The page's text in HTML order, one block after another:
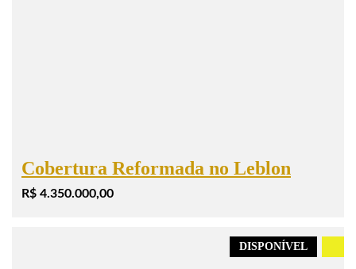
Cobertura Reformada no Leblon
R$ 4.350.000,00
DISPONÍVEL